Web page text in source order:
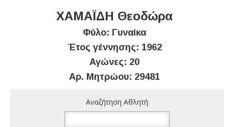
ΧΑΜΑΪΔΗ Θεοδώρα
Φύλο: Γυναίκα
Έτος γέννησης: 1962
Αγώνες: 20
Αρ. Μητρώου: 29481
Αναζήτηση Αθλητή